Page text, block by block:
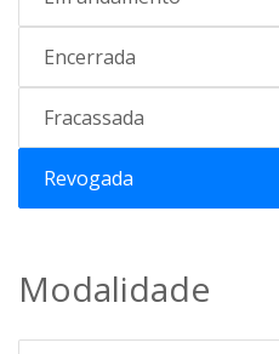
Encerrada
Fracassada
Revogada
Modalidade